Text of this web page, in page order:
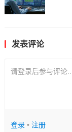
发表评论
请登录后参与评论...
登录• 注册